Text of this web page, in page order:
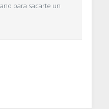
para sacarte un